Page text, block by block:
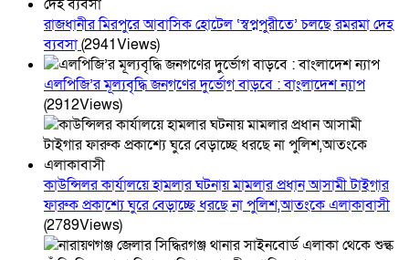
রাজধানীর মিরপুরে আবাসিক হোটেল ‘স্বপ্নপুরীতে’ চলছে রমরমা দেহ
ব্যবসা(2941Views)
এলপিজি’র মূল্যবৃদ্ধি জনগণের দুর্ভোগ বাড়বে : বাংলাদেশ ন্যাপ
(2912Views)
কাউন্সিলর কার্যালয়ে হামলার ঘটনায় মামলার প্রধান আসামী টাইগার
ফারুক প্রকাশ্যে ঘুরে বেড়াচ্ছে ধরছে না পুলিশ,আতংকে এলাকাবাসী
(2789Views)